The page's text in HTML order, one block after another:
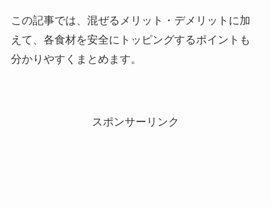
この記事では、混ぜるメリット・デメリットに加
えて、各食材を安全にトッピングするポイントも
分かりやすくまとめます。
スポンサーリンク